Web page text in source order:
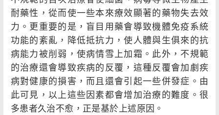
耐藥性，從而使一些本來療效顯著的藥物失去效
力。更重要的是，盲目用藥會導致機體免疫系統
功能的紊亂，降低抵抗力，使人體與生俱來的抗
病能力被削弱，使病情雪上加霜。此外，不規範
的治療還會導致疾病的反覆，這種反覆會加劇疾
病對健康的損害，而且還會引起一些併發症。由
此可見，以上這些因素都會增加治療的難度。很
多患者久治不愈，正是基於上述原因。